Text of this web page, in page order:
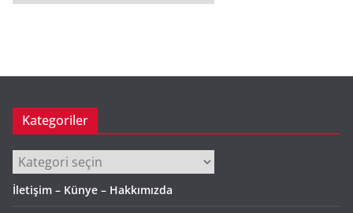
r
Kategoriler
Kategoriler
İletişim – Künye – Hakkımızda